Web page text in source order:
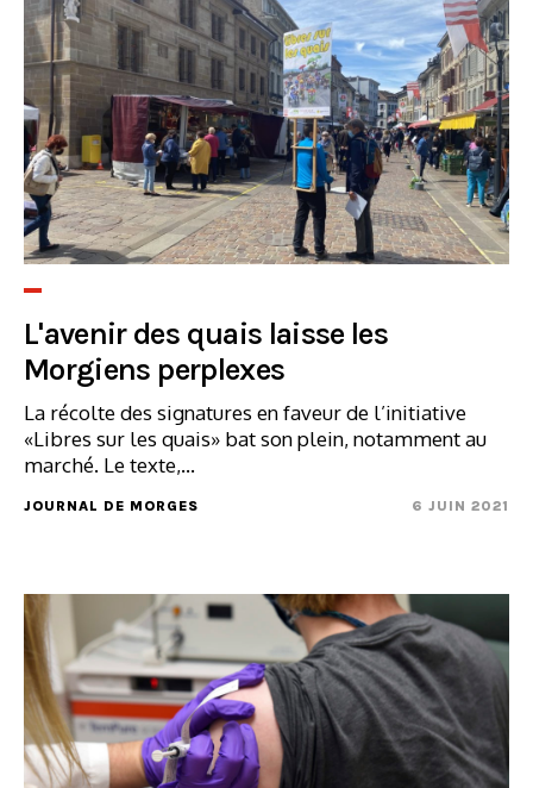
L'avenir des quais laisse les
Morgiens perplexes
La récolte des signatures en faveur de l’initiative
«Libres sur les quais» bat son plein, notamment au
marché. Le texte,...
JOURNAL DE MORGES 6 JUIN 2021